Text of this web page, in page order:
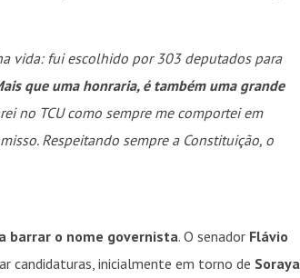
vida: fui escolhido por 303 deputados para
que uma honraria, é também uma grande
no TCU como sempre me comportei em
Respeitando sempre a Constituição, o
barrar o nome governista. O senador Flávio
candidaturas, inicialmente em torno de Soraya
• DIGITAL INSIDER • DIGITAL